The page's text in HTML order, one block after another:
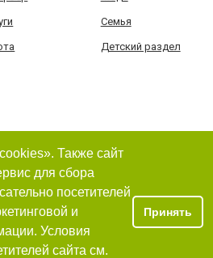
Семья
Детский раздел
Также сайт
для сбора
посетителей
и
Условия
сайта см.
Принять